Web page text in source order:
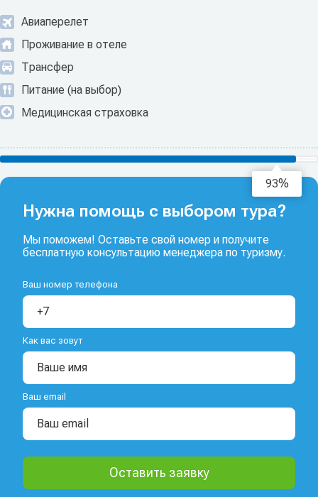
Авиаперелет
Проживание в отеле
Трансфер
Питание (на выбор)
Медицинская страховка
95%
Нужна помощь с выбором тура?
Мы поможем! Оставьте свой номер и получите
бесплатную консультацию менеджера по туризму.
Ваш номер телефона
Как вас зовут
Ваш email